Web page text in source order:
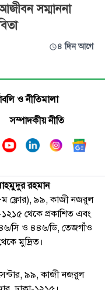
আজীবন সম্মাননা
৪ দিন আগে
ও নীতিমালা
সম্পাদকীয় নীতি
রহমান
ফ্লোর), ৯৯, কাজী নজরুল
থেকে প্রকাশিত এবং
সি ও ৪৪৬/ডি, তেজগাঁও
মুদ্রিত।
৯৯, কাজী নজরুল